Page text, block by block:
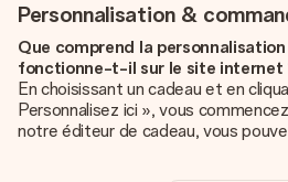
Personnalisation &
Que comprend la
fonctionne-t-il sur le site internet
En choisissant un cadeau et en
Personnalisez ici », vous
notre éditeur de cadeau, vous